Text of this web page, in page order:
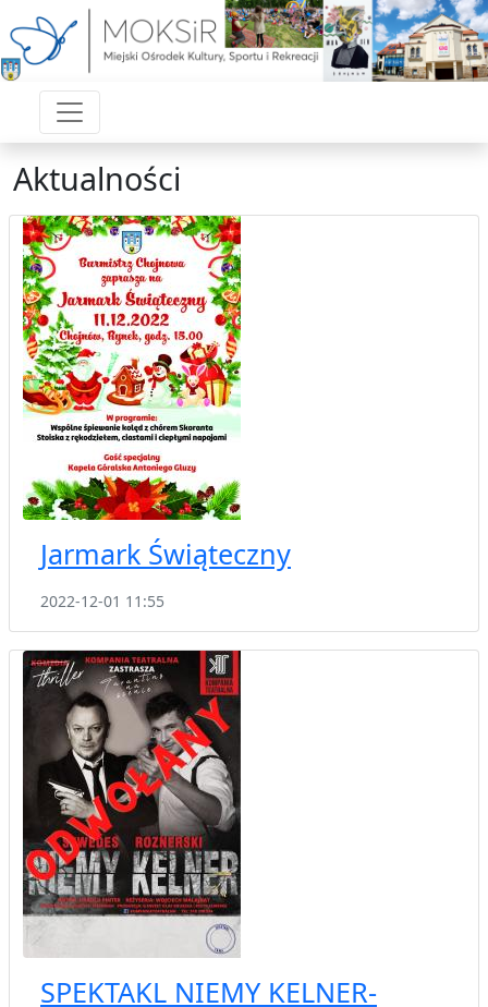
Aktualności
Jarmark Świąteczny
2022-12-01 11:55
SPEKTAKL NIEMY KELNER-